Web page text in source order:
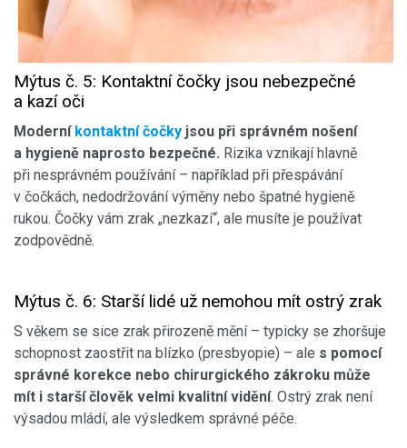
Mýtus č. 5: Kontaktní čočky jsou nebezpečné
a kazí oči
Moderní kontaktní čočky jsou při správném nošení
a hygieně naprosto bezpečné. Rizika vznikají hlavně
při nesprávném používání – například při přespávání
v čočkách, nedodržování výměny nebo špatné hygieně
rukou. Čočky vám zrak „nezkazí“, ale musíte je používat
zodpovědně.
Mýtus č. 6: Starší lidé už nemohou mít ostrý zrak
S věkem se sice zrak přirozeně mění – typicky se zhoršuje
schopnost zaostřit na blízko (presbyopie) – ale s pomocí
správné korekce nebo chirurgického zákroku může
mít i starší člověk velmi kvalitní vidění. Ostrý zrak není
výsadou mládí, ale výsledkem správné péče.